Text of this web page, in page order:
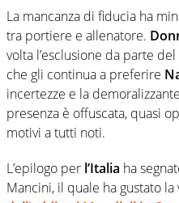
La mancanza di fiducia ha
tra portiere e allenatore.
volta l’esclusione da parte
che gli continua a preferire
incertezze e la
presenza è offuscata, quasi
motivi a tutti noti.
L’epilogo per l’Italia ha
Mancini, il quale ha gustato la